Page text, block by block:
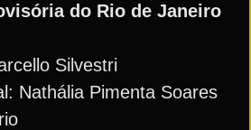
do Rio de Janeiro
Silvestri
Nathália Pimenta Soares